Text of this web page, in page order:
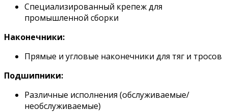
Специализированный крепеж для
промышленной сборки
Наконечники:
Прямые и угловые наконечники для тяг и тросов
Подшипники:
Различные исполнения (обслуживаемые/
необслуживаемые)